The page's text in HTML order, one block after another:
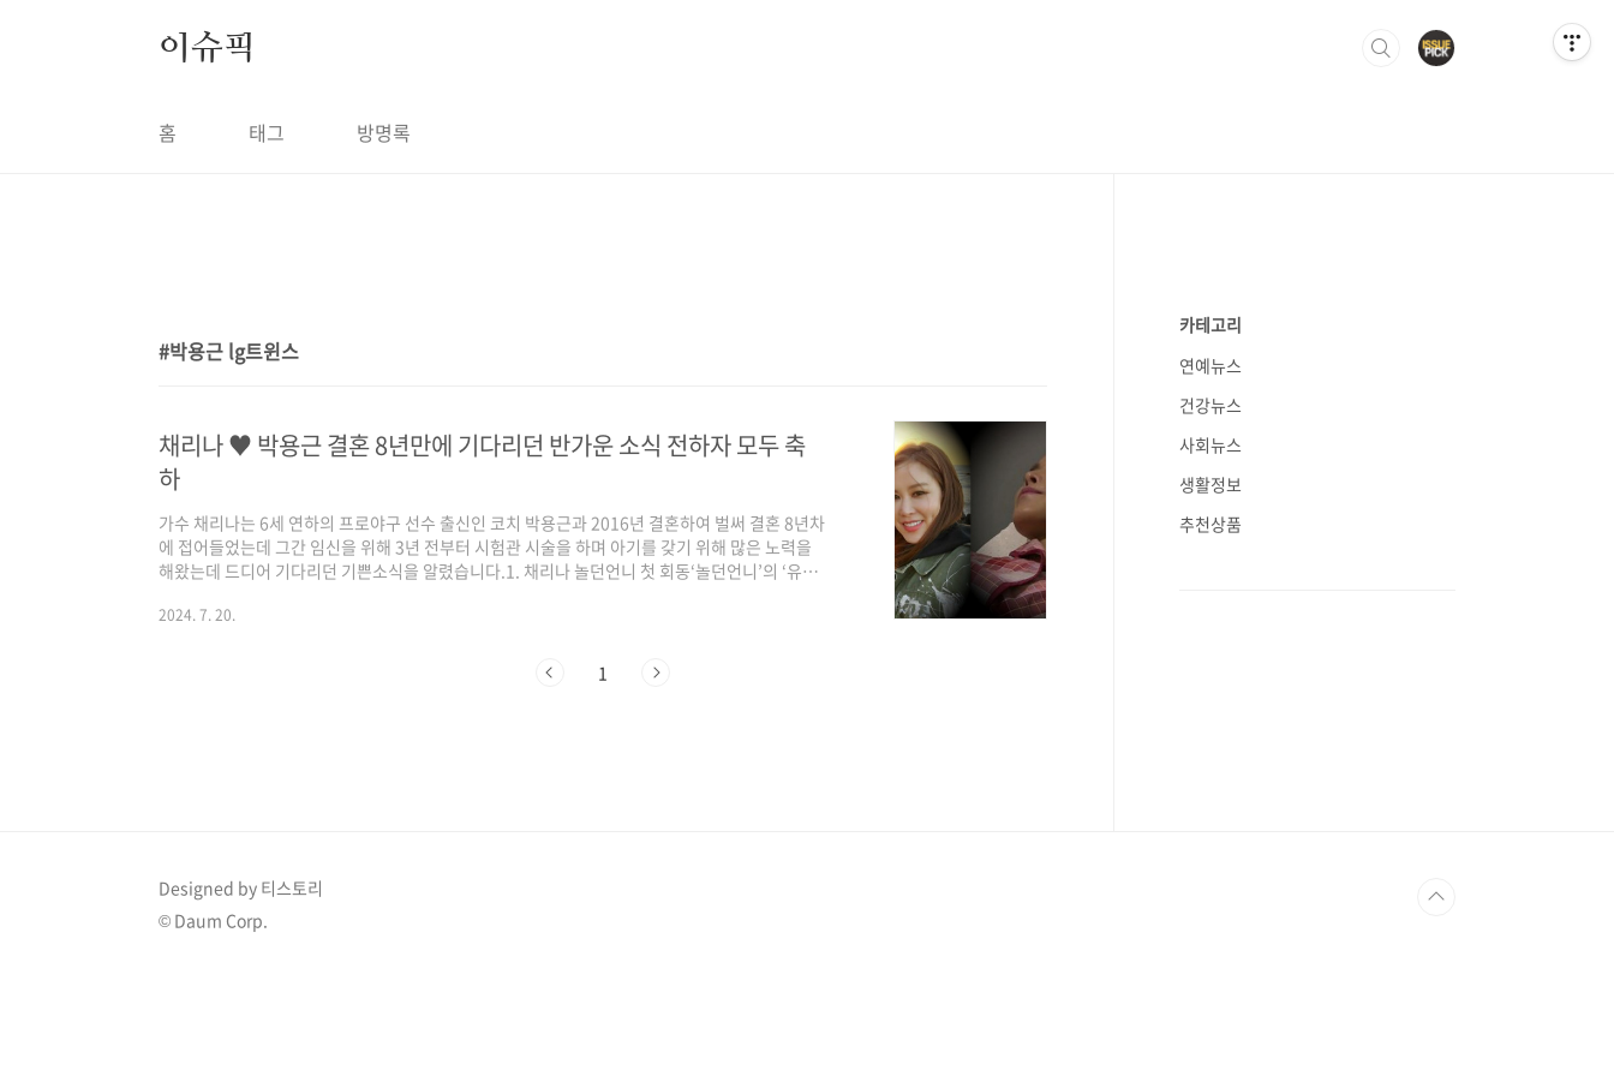
이슈픽
홈 태그 방명록
박용근 lg트윈스
채리나 ♥ 박용근 결혼 8년만에 기다리던 반가운 소식 전하자 모두 축
하
가수 채리나는 6세 연하의 프로야구 선수 출신인 코치 박용근과 2016년 결혼하여 벌써 결혼 8년차
에 접어들었는데 그간 임신을 위해 3년 전부터 시험관 시술을 하며 아기를 갖기 위해 많은 노력을
해왔는데 드디어 기다리던 기쁜소식을 알렸습니다.1. 채리나 놀던언니 첫 회동‘놀던언니’의 ‘유부
를 계몽(?)시키기 위해 고군분투 하는 모습이 그려졌습니다. ‘놀던언니’에서는 데뷔 29년 차인 채
민국을 휘어잡았던 언니들 5인방의 첫 만남이 그려지며 흥미진진한 모습으로 기대감을 모았습니
2024. 7. 20.
1
카테고리
연예뉴스
건강뉴스
사회뉴스
생활정보
추천상품
Designed by 티스토리
© Daum Corp.